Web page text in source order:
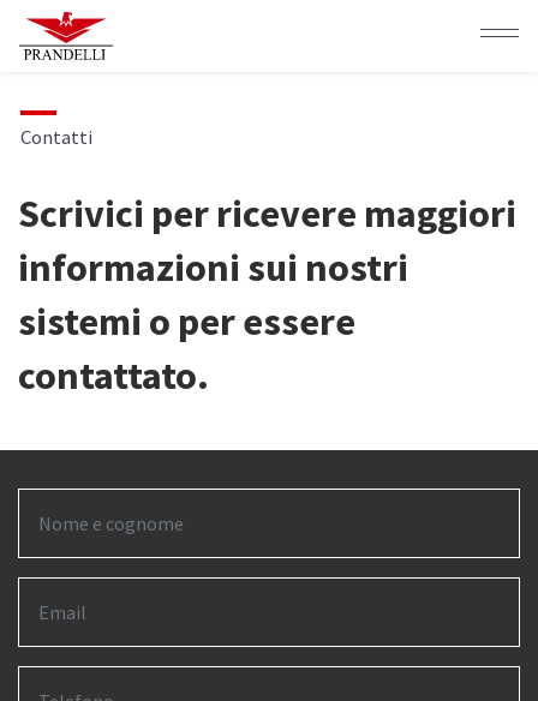
Contatti
Scrivici per ricevere maggiori
informazioni sui nostri
sistemi o per essere
contattato.